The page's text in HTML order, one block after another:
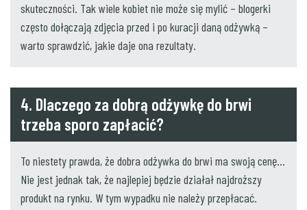
skuteczności. Tak wiele kobiet nie może się mylić – blogerki
często dołączają zdjęcia przed i po kuracji daną odżywką –
warto sprawdzić, jakie daje ona rezultaty.
4. Dlaczego za dobrą odżywkę do brwi
trzeba sporo zapłacić?
To niestety prawda, że dobra odżywka do brwi ma swoją cenę…
Nie jest jednak tak, że najlepiej będzie działał najdroższy
produkt na rynku. W tym wypadku nie należy przepłacać.